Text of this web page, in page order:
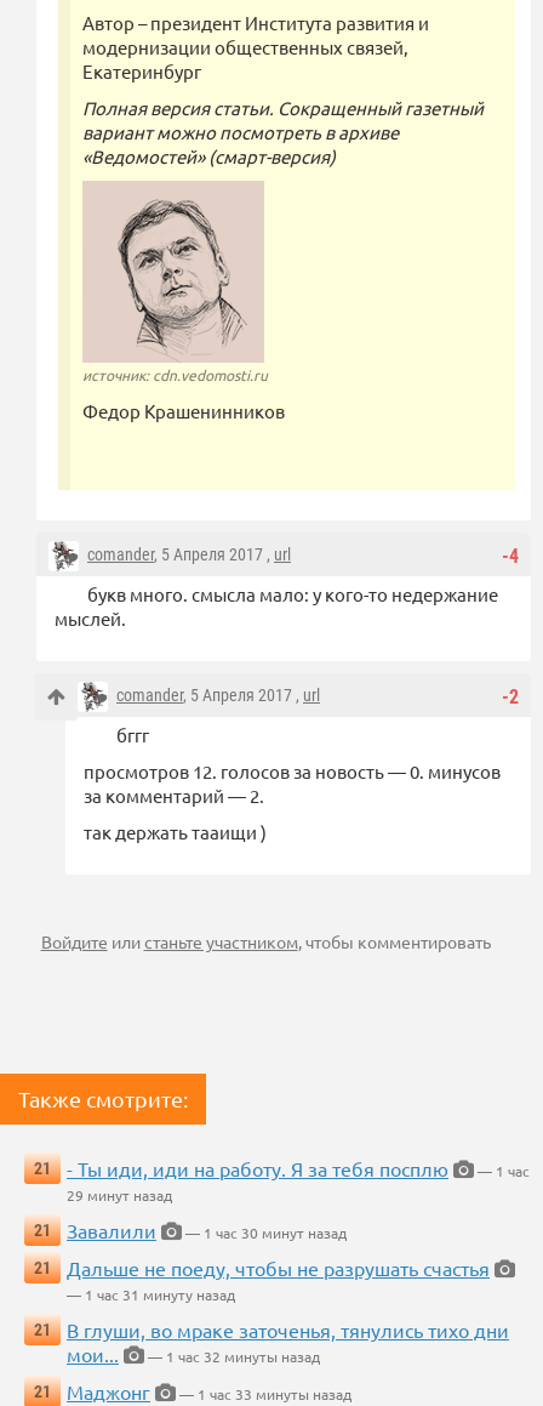
Автор – президент Института развития и
модернизации общественных связей,
Екатеринбург
Полная версия статьи. Сокращенный газетный
вариант можно посмотреть в архиве
«Ведомостей» (смарт-версия)
источник: cdn.vedomosti.ru
Федор Крашенинников
-4
comander, 5 Апреля 2017 , url
букв много. смысла мало: у кого-то недержание
мыслей.
-2
comander, 5 Апреля 2017 , url
бггг
просмотров 12. голосов за новость — 0. минусов
за комментарий — 2.
так держать тааищи )
Войдите илистаньте участником, чтобы комментировать
Также смотрите:
21 - Ты иди, иди на работу. Я за тебя посплю
— 1 час
29 минут назад
21
Завалили
— 1 час 30 минут назад
21
Дальше не поеду, чтобы не разрушать счастья
— 1 час 31 минуту назад
21
В глуши, во мраке заточенья, тянулись тихо дни
мои...
— 1 час 32 минуты назад
21
Маджонг
— 1 час 33 минуты назад